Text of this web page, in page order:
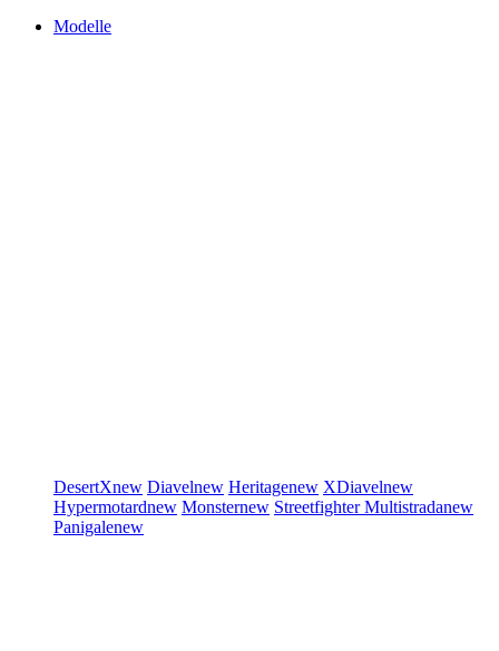
Modelle
DesertXnew Diavelnew Heritagenew XDiavelnew
Hypermotardnew Monsternew StreetfighterMultistradanew
Panigalenew